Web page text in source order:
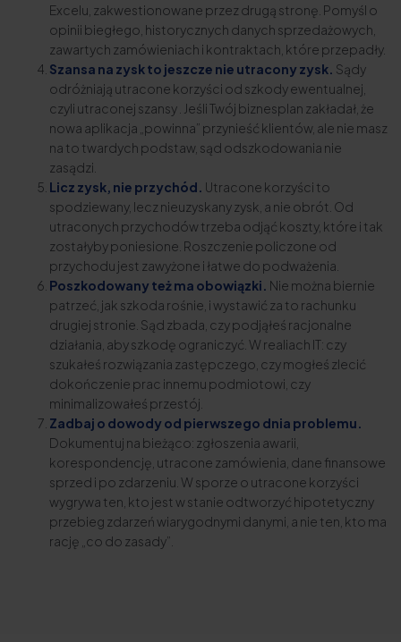
Excelu, zakwestionowane przez drugą stronę. Pomyśl o
opinii biegłego, historycznych danych sprzedażowych,
zawartych zamówieniach i kontraktach, które przepadły.
Szansa na zysk to jeszcze nie utracony zysk. Sądy
odróżniają utracone korzyści od szkody ewentualnej,
czyli utraconej szansy . Jeśli Twój biznesplan zakładał, że
nowa aplikacja „powinna” przynieść klientów, ale nie masz
na to twardych podstaw, sąd odszkodowania nie
zasądzi.
Licz zysk, nie przychód. Utracone korzyści to
spodziewany, lecz nieuzyskany zysk, a nie obrót. Od
utraconych przychodów trzeba odjąć koszty, które i tak
zostałyby poniesione. Roszczenie policzone od
przychodu jest zawyżone i łatwe do podważenia.
Poszkodowany też ma obowiązki. Nie można biernie
patrzeć, jak szkoda rośnie, i wystawić za to rachunku
drugiej stronie. Sąd zbada, czy podjąłeś racjonalne
działania, aby szkodę ograniczyć. W realiach IT: czy
szukałeś rozwiązania zastępczego, czy mogłeś zlecić
dokończenie prac innemu podmiotowi, czy
minimalizowałeś przestój.
Zadbaj o dowody od pierwszego dnia problemu.
Dokumentuj na bieżąco: zgłoszenia awarii,
korespondencję, utracone zamówienia, dane finansowe
sprzed i po zdarzeniu. W sporze o utracone korzyści
wygrywa ten, kto jest w stanie odtworzyć hipotetyczny
przebieg zdarzeń wiarygodnymi danymi, a nie ten, kto ma
rację „co do zasady”.